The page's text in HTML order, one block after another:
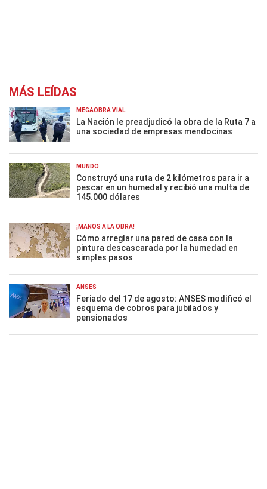
MÁS LEÍDAS
MEGAOBRA VIAL
La Nación le preadjudicó la obra de la Ruta 7 a
una sociedad de empresas mendocinas
MUNDO
Construyó una ruta de 2 kilómetros para ir a
pescar en un humedal y recibió una multa de
145.000 dólares
¡MANOS A LA OBRA!
Cómo arreglar una pared de casa con la
pintura descascarada por la humedad en
simples pasos
ANSES
Feriado del 17 de agosto: ANSES modificó el
esquema de cobros para jubilados y
pensionados